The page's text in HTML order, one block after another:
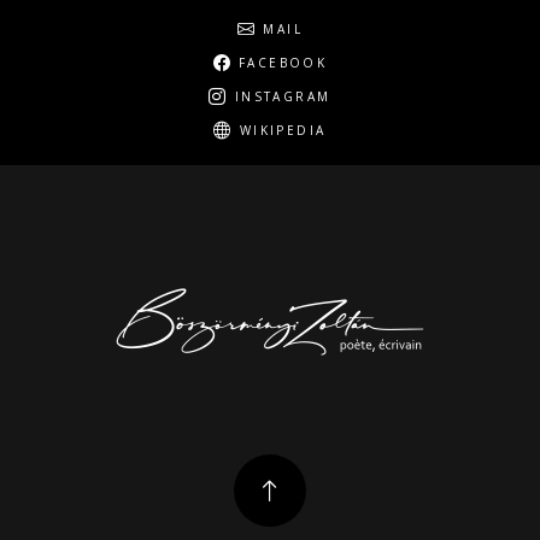
MAIL
FACEBOOK
INSTAGRAM
WIKIPEDIA